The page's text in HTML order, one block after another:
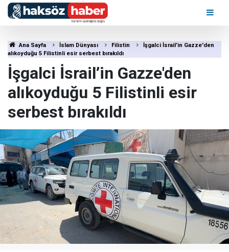
Ana Sayfa İslam Dünyası Filistin
İşgalci İsrail’in Gazze'den
alıkoyduğu 5 Filistinli esir serbest bırakıldı
İşgalci İsrail’in Gazze'den
alıkoyduğu 5 Filistinli esir
serbest bırakıldı